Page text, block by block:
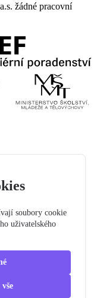
žádné pracovní
soubory cookie
uživatelského